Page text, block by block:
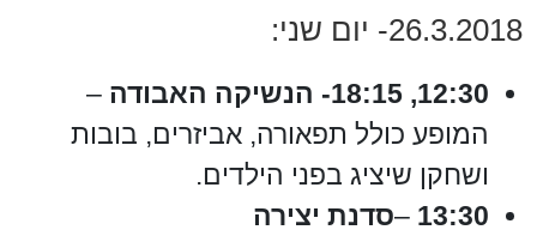
26.3.2018- יום שני:
12:30, 18:15- הנשיקה האבודה
–
המופע כולל תפאורה, אביזרים, בובות
ושחקן שיציג בפני הילדים.
13:30
–סדנת יצירה